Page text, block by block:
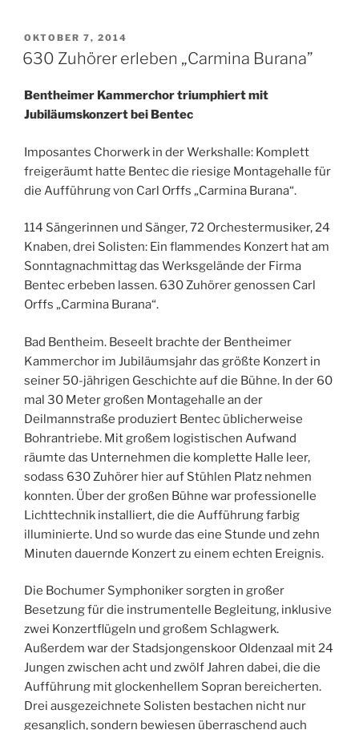
GEPLAATST
OP
OKTOBER 7, 2014
630 Zuhörer erleben „Carmina Burana”
Bentheimer Kammerchor triumphiert mit
Jubiläumskonzert bei Bentec
Imposantes Chorwerk in der Werkshalle: Komplett
freigeräumt hatte Bentec die riesige Montagehalle für
die Aufführung von Carl Orffs „Carmina Burana“.
114 Sängerinnen und Sänger, 72 Orchestermusiker, 24
Knaben, drei Solisten: Ein flammendes Konzert hat am
Sonntagnachmittag das Werksgelände der Firma
Bentec erbeben lassen. 630 Zuhörer genossen Carl
Orffs „Carmina Burana“.
Bad Bentheim. Beseelt brachte der Bentheimer
Kammerchor im Jubiläumsjahr das größte Konzert in
seiner 50-jährigen Geschichte auf die Bühne. In der 60
mal 30 Meter großen Montagehalle an der
Deilmannstraße produziert Bentec üblicherweise
Bohrantriebe. Mit großem logistischen Aufwand
räumte das Unternehmen die komplette Halle leer,
sodass 630 Zuhörer hier auf Stühlen Platz nehmen
konnten. Über der großen Bühne war professionelle
Lichttechnik installiert, die die Aufführung farbig
illuminierte. Und so wurde das eine Stunde und zehn
Minuten dauernde Konzert zu einem echten Ereignis.
Die Bochumer Symphoniker sorgten in großer
Besetzung für die instrumentelle Begleitung, inklusive
zwei Konzertflügeln und großem Schlagwerk.
Außerdem war der Stadsjongenskoor Oldenzaal mit 24
Jungen zwischen acht und zwölf Jahren dabei, die die
Aufführung mit glockenhellem Sopran bereicherten.
Drei ausgezeichnete Solisten bestachen nicht nur
gesanglich, sondern bewiesen überraschend auch